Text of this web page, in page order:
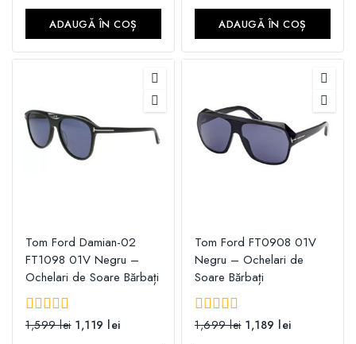
5
ADAUGĂ ÎN COȘ
5
ADAUGĂ ÎN COȘ
Tom Ford Damian-02
FT1098 01V Negru –
Ochelari de Soare Bărbați
0
1,599lei 1,119 lei
Tom Ford FT0908 01V
Negru – Ochelari de
Soare Bărbați
0
1,699lei 1,189 lei